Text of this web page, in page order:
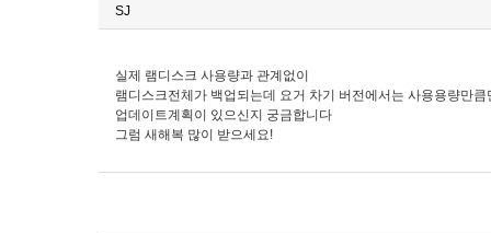
SJ
실제 램디스크 사용량과 관계없이
램디스크전체가 백업되는데 요거 차기 버전에서는 사용용량만큼
업데이트계획이 있으신지 궁금합니다
그럼 새해복 많이 받으세요!